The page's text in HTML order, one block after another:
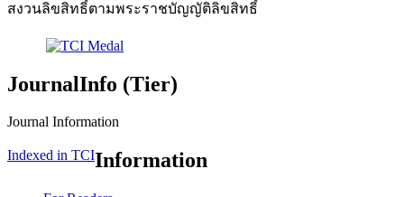
สงวนลิขสิทธิ์ตามพระราชบัญญัติลิขสิทธิ์
JournalInfo (Tier)
Journal Information
Indexed in TCIInformation